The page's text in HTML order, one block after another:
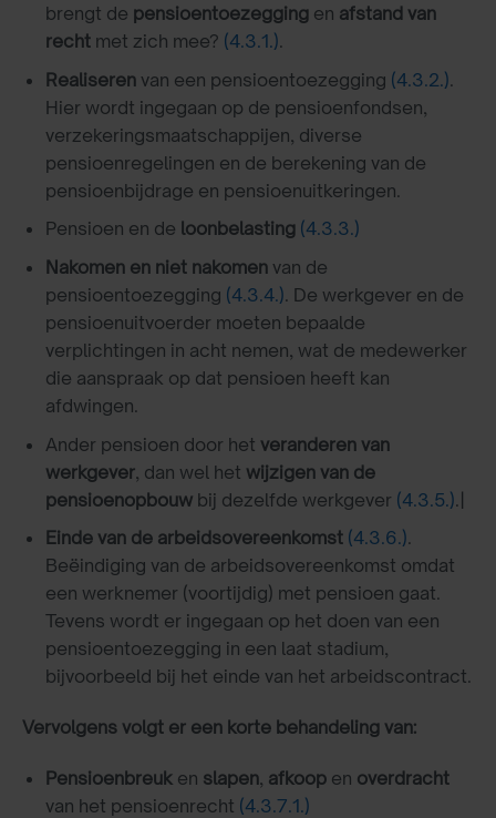
brengt de pensioentoezeggingen afstand van
rechtmet zich mee? (4.3.1.).
Realiserenvan een pensioentoezegging (4.3.2.).
Hier wordt ingegaan op de pensioenfondsen,
verzekeringsmaatschappijen, diverse
pensioenregelingen en de berekening van de
pensioenbijdrage en pensioenuitkeringen.
Pensioen en de loonbelasting (4.3.3.)
Nakomen en niet nakomenvan de
pensioentoezegging (4.3.4.). De werkgever en de
pensioenuitvoerder moeten bepaalde
verplichtingen in acht nemen, wat de medewerker
die aanspraak op dat pensioen heeft kan
afdwingen.
Ander pensioen door het veranderen van
werkgever, dan wel het wijzigen van de
pensioenopbouwbij dezelfde werkgever (4.3.5.).|
Einde van de arbeidsovereenkomst (4.3.6.).
Beëindiging van de arbeidsovereenkomst omdat
een werknemer (voortijdig) met pensioen gaat.
Tevens wordt er ingegaan op het doen van een
pensioentoezegging in een laat stadium,
bijvoorbeeld bij het einde van het arbeidscontract.
Vervolgens volgt er een korte behandeling van:
Pensioenbreuken slapen, afkoopen overdracht
van het pensioenrecht (4.3.7.1.)